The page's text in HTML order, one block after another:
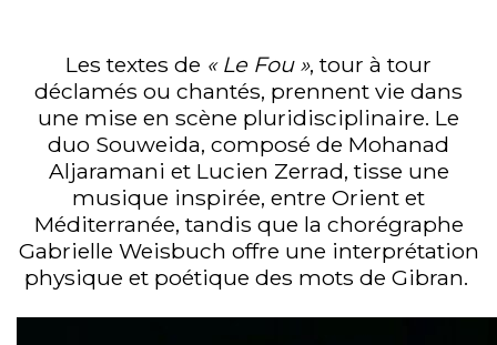
Les textes de « Le Fou », tour à tour
déclamés ou chantés, prennent vie dans
une mise en scène pluridisciplinaire. Le
duo Souweida, composé de Mohanad
Aljaramani et Lucien Zerrad, tisse une
musique inspirée, entre Orient et
Méditerranée, tandis que la chorégraphe
Gabrielle Weisbuch offre une interprétation
physique et poétique des mots de Gibran.